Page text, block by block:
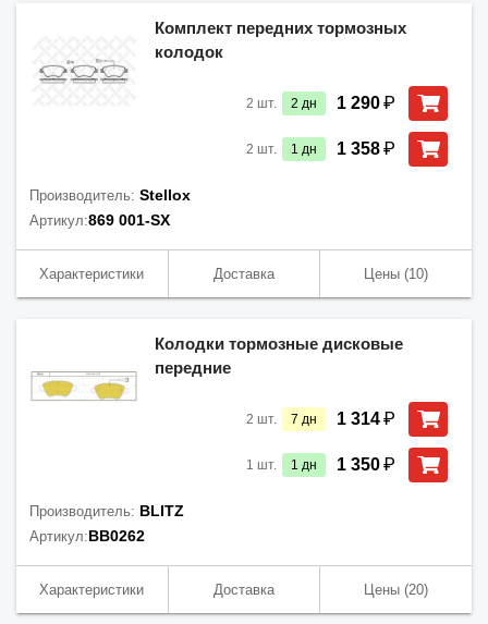
Комплект передних тормозных
колодок
2 шт. 2 дн 1 290₽
2 шт. 1 дн 1 358₽
Производитель: Stellox
Артикул:869 001-SX
Характеристики Доставка Цены (10)
Колодки тормозные дисковые
передние
2 шт. 7 дн 1 314₽
1 шт. 1 дн 1 350₽
Производитель: BLITZ
Артикул:BB0262
Характеристики Доставка Цены (20)